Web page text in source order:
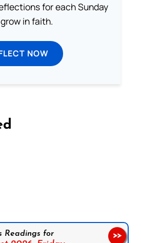
for each Sunday
in faith.
NOW
Readings for >>